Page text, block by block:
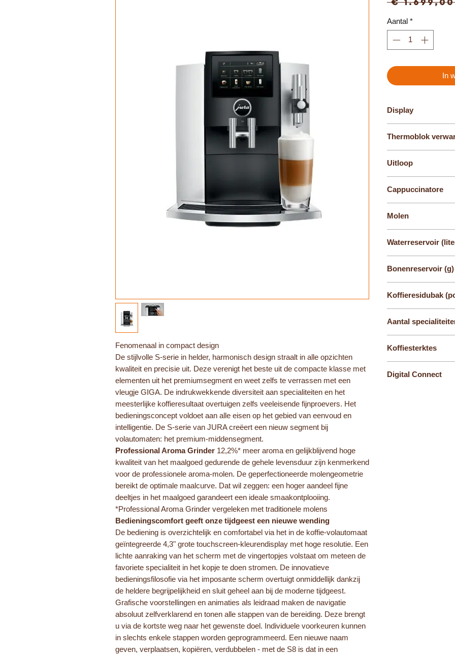
Fenomenaal in compact design
De stijlvolle S-serie in helder, harmonisch design straalt in alle opzichten
kwaliteit en precisie uit. Deze verenigt het beste uit de compacte klasse met
elementen uit het premiumsegment en weet zelfs te verrassen met een
vleugje GIGA. De indrukwekkende diversiteit aan specialiteiten en het
meesterlijke koffieresultaat overtuigen zelfs veeleisende fijnproevers. Het
bedieningsconcept voldoet aan alle eisen op het gebied van eenvoud en
intelligentie. De S-serie van JURA creëert een nieuw segment bij
volautomaten: het premium-middensegment.
Professional Aroma Grinder 12,2%* meer aroma en gelijkblijvend hoge
kwaliteit van het maalgoed gedurende de gehele levensduur zijn kenmerkend
voor de professionele aroma-molen. De geperfectioneerde molengeometrie
bereikt de optimale maalcurve. Dat wil zeggen: een hoger aandeel fijne
deeltjes in het maalgoed garandeert een ideale smaakontplooiing.
*Professional Aroma Grinder vergeleken met traditionele molens
Bedieningscomfort geeft onze tijdgeest een nieuwe wending
De bediening is overzichtelijk en comfortabel via het in de koffie-volautomaat
geïntegreerde 4,3" grote touchscreen-kleurendisplay met hoge resolutie. Een
lichte aanraking van het scherm met de vingertopjes volstaat om meteen de
favoriete specialiteit in het kopje te doen stromen. De innovatieve
bedieningsfilosofie via het imposante scherm overtuigt onmiddellijk dankzij
de heldere begrijpelijkheid en sluit geheel aan bij de moderne tijdgeest.
Grafische voorstellingen en animaties als leidraad maken de navigatie
absoluut zelfverklarend en tonen alle stappen van de bereiding. Deze brengt
u via de kortste weg naar het gewenste doel. Individuele voorkeuren kunnen
in slechts enkele stappen worden geprogrammeerd. Een nieuwe naam
geven, verplaatsen, kopiëren, verdubbelen - met de S8 is dat in een
Aantal *
In
Display
Thermoblok
Uitloop
Cappuccinatore
Molen
Waterreservoir
Bonenreservoir (g)
Koffieresidubak
Aantal
Koffiesterktes
Digital Connect